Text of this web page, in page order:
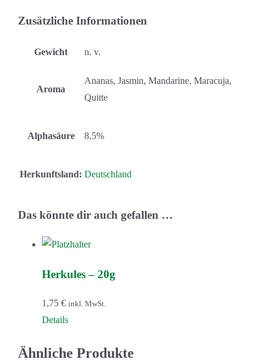
Zusätzliche Informationen
Gewicht n. v.
Aroma
Ananas, Jasmin, Mandarine, Maracuja,
Quitte
Alphasäure 8,5%
Herkunftsland: Deutschland
Das könnte dir auch gefallen …
Herkules – 20g
1,75 € inkl. MwSt.
Details
Ähnliche Produkte